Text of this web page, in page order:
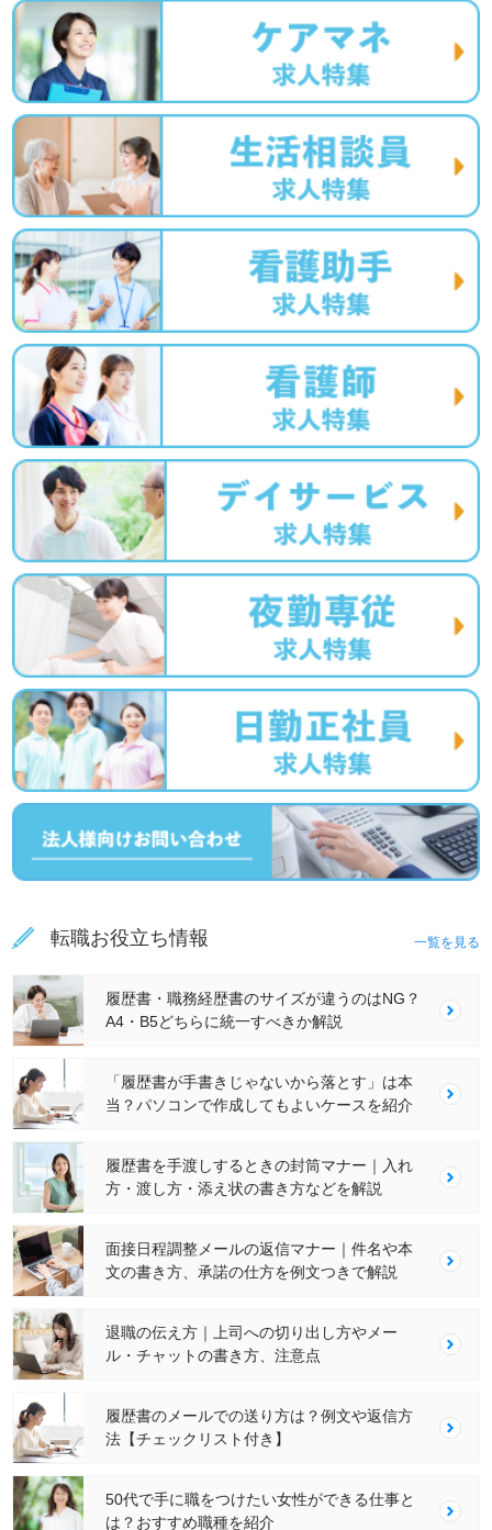
転職お役立ち情報 一覧を見る
履歴書・職務経歴書のサイズが違うのはNG？
A4・B5どちらに統一すべきか解説
「履歴書が手書きじゃないから落とす」は本
当？パソコンで作成してもよいケースを紹介
履歴書を手渡しするときの封筒マナー｜入れ
方・渡し方・添え状の書き方などを解説
面接日程調整メールの返信マナー｜件名や本
文の書き方、承諾の仕方を例文つきで解説
退職の伝え方｜上司への切り出し方やメー
ル・チャットの書き方、注意点
履歴書のメールでの送り方は？例文や返信方
法【チェックリスト付き】
50代で手に職をつけたい女性ができる仕事と
は？おすすめ職種を紹介